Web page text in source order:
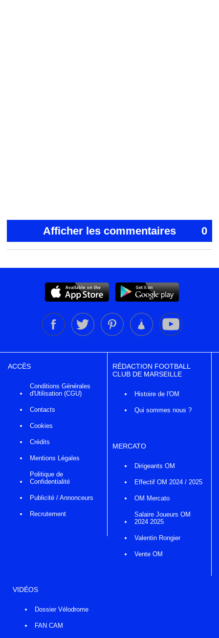
Afficher les commentaires 0
ACCÈS
Conditions Générales
d'Utilisation (CGU)
Contacts
Cookies
Crédits
Mentions Légales
Politique de
Confidentialité
Publicité / Annonceurs
Recrutement
RÉDACTION FOOTBALL
CLUB DE MARSEILLE
Histoire de l'OM
Qui sommes nous ?
MERCATO
Dirigeants OM
Effectif OM 2024 / 2025
OM Mercato
Salaire Joueurs OM
2024 2025
Valentin Rongier
Vente OM
VIDÉOS
Dossier Vélodrome
FAN CAM